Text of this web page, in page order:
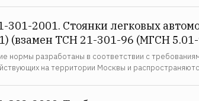
301-2001. Стоянки легковых
(взамен ТСН 21-301-96 (МГСН
нормы разработаны в соответствии с
на территории Москвы и